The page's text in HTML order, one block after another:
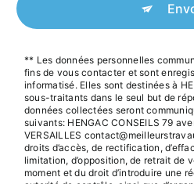
** Les données personnelles
fins de vous contacter et sont
informatisé. Elles sont destinées à
sous-traitants dans le seul but de
données collectées seront
suivants: HENGAC CONSEILS 79
VERSAILLES
droits d’accès, de rectification,
limitation, d’opposition, de retrait de
moment et du droit d’introduire une